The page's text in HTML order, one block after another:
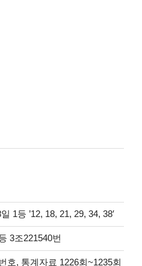
1등 ’12, 18, 21, 29, 34, 38′
3조221540번
호, 통계자료 1226회~1235회